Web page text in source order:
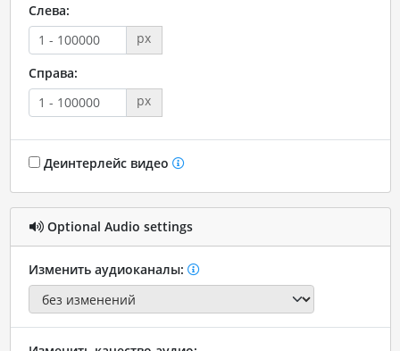
Слева:
px
Справа:
px
Деинтерлейс видео
Optional Audio settings
Изменить аудиоканалы: